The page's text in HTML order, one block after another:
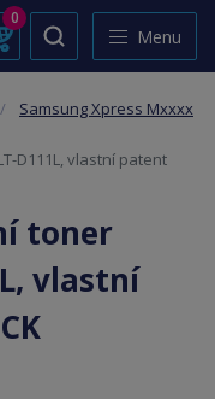
0
Menu
Samsung Xpress Mxxxx
D111L, vlastní patent
toner
vlastní